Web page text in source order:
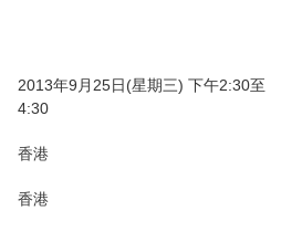
2013年9月25日(星期三) 下午2:30至
4:30
香港
香港